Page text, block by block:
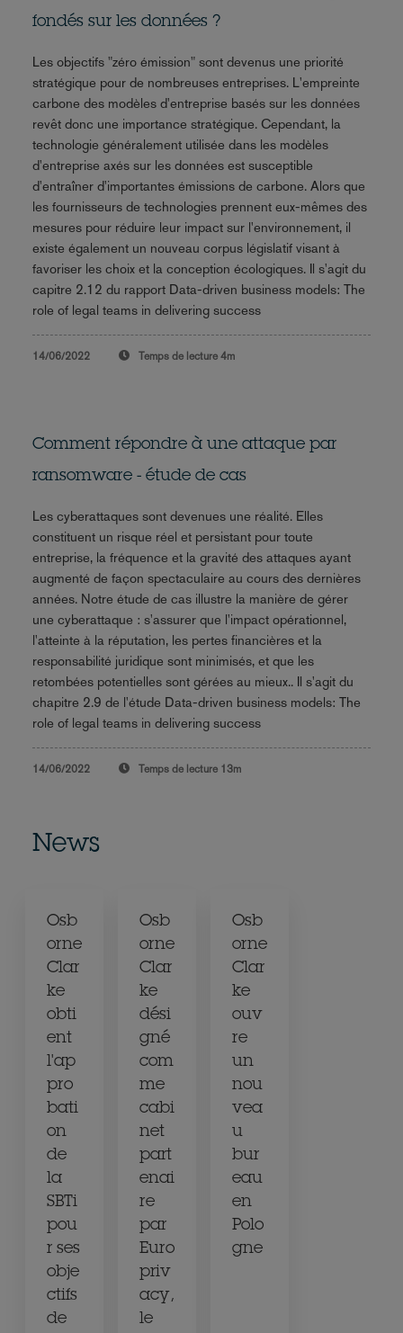
fondés sur les données ?
Les objectifs "zéro émission" sont devenus une priorité
stratégique pour de nombreuses entreprises. L'empreinte
carbone des modèles d'entreprise basés sur les données
revêt donc une importance stratégique. Cependant, la
technologie généralement utilisée dans les modèles
d'entreprise axés sur les données est susceptible
d'entraîner d'importantes émissions de carbone. Alors que
les fournisseurs de technologies prennent eux-mêmes des
mesures pour réduire leur impact sur l'environnement, il
existe également un nouveau corpus législatif visant à
favoriser les choix et la conception écologiques. Il s'agit du
capitre 2.12 du rapport Data-driven business models: The
role of legal teams in delivering success
14/06/2022 Temps de lecture 4m
Comment répondre à une attaque par
ransomware - étude de cas
Les cyberattaques sont devenues une réalité. Elles
constituent un risque réel et persistant pour toute
entreprise, la fréquence et la gravité des attaques ayant
augmenté de façon spectaculaire au cours des dernières
années. Notre étude de cas illustre la manière de gérer
une cyberattaque : s'assurer que l'impact opérationnel,
l'atteinte à la réputation, les pertes financières et la
responsabilité juridique sont minimisés, et que les
retombées potentielles sont gérées au mieux.. Il s'agit du
chapitre 2.9 de l'étude Data-driven business models: The
role of legal teams in delivering success
14/06/2022 Temps de lecture 13m
News
Osb
orne
Clar
ke
obti
ent
l'ap
pro
bati
on
de
la
SBTi
pou
r ses
obje
ctifs
de
Osb
orne
Clar
ke
dési
gné
com
me
cabi
net
part
enai
re
par
Euro
priv
acy,
le
Osb
orne
Clar
ke
ouv
re
un
nou
vea
u
bur
eau
en
Polo
gne